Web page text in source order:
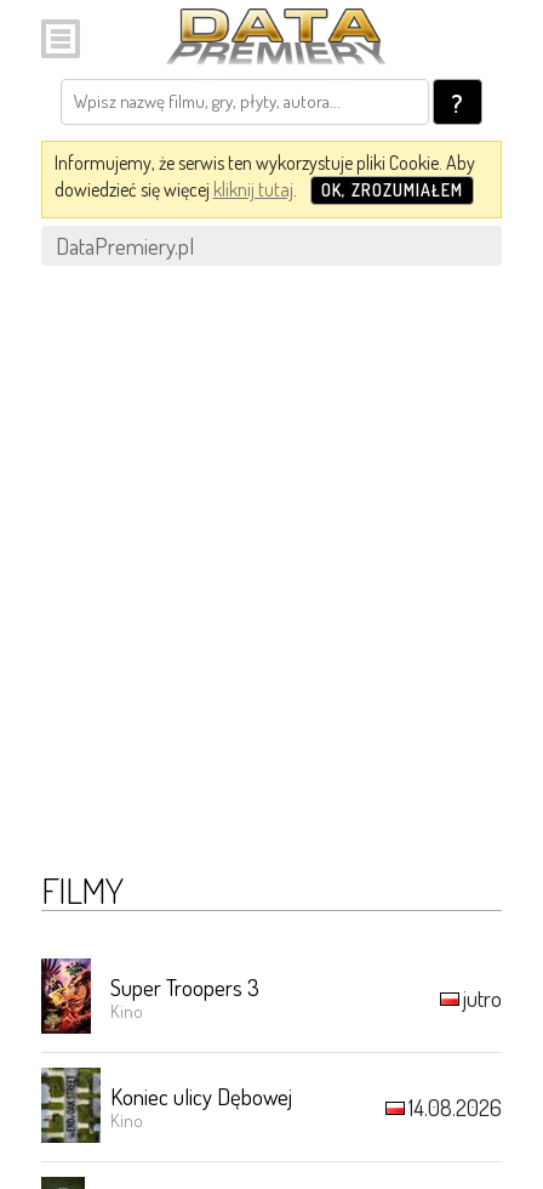
?
Informujemy, że serwis ten wykorzystuje pliki Cookie. Aby
dowiedzieć się więcej kliknij tutaj. OK, ZROZUMIAŁEM
DataPremiery.pl
FILMY
Super Troopers 3
Kino jutro
Koniec ulicy Dębowej
Kino 14.08.2026